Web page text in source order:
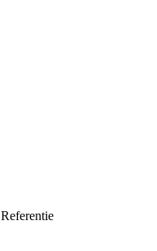
Referentie